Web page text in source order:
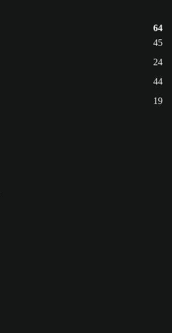
64
45
24
44
19